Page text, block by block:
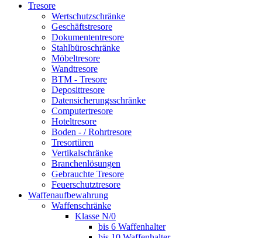
Tresore
Wertschutzschränke
Geschäftstresore
Dokumententresore
Stahlbüroschränke
Möbeltresore
Wandtresore
BTM - Tresore
Deposittresore
Datensicherungsschränke
Computertresore
Hoteltresore
Boden - / Rohrtresore
Tresortüren
Vertikalschränke
Branchenlösungen
Gebrauchte Tresore
Feuerschutztresore
Waffenaufbewahrung
Waffenschränke
Klasse N/0
bis 6 Waffenhalter